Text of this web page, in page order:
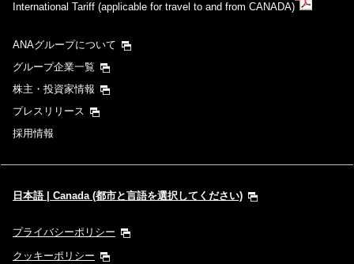
International Tariff (applicable for travel to and from CANADA)
ANAグループについて
グループ企業一覧
株主・投資家情報
プレスリリース
採用情報
日本語 | Canada (都市と言語を選択してください)
プライバシーポリシー
クッキーポリシー